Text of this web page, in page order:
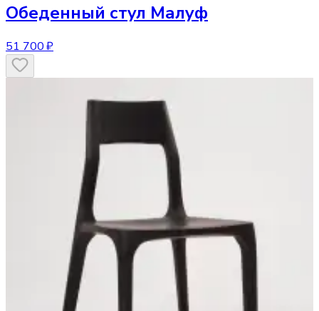
Обеденный стул Малуф
51 700 ₽